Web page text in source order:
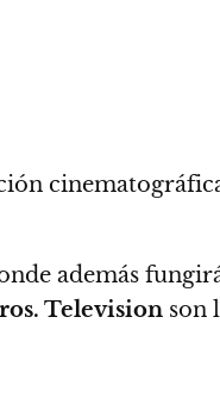
además
Television son